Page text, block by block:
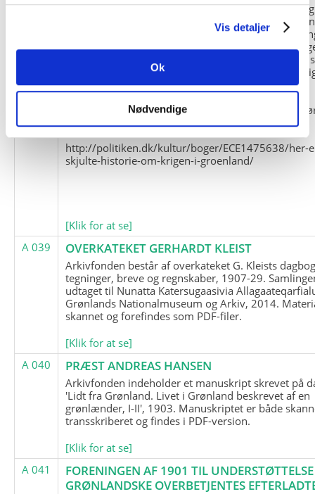
Vis detaljer
Ok
Nødvendige
og Marius Jensen som medlem. Marius Jensens
befinder sig i Militärhistorisches Museum i Dresden
(Tyskland). Kopierne af Friedrich Littmanns
klausuleret iht. aftalen med giveren og Franz
Kontakt venligst Arktisk Instituts ledelse i
brugen af materialet til studie- og
formål.
Nedenunder findes et link til en presseartikel
historien om Nordøstgrønlands Slædepatrulje:
http://politiken.dk/kultur/boger/ECE1475638/her-
skjulte-historie-om-krigen-i-groenland/
[Klik for at se]
A 039
OVERKATEKET GERHARDT KLEIST
Arkivfonden består af overkateket G. Kleists
tegninger, breve og regnskaber, 1907-29.
udtaget til Nunatta Katersugaasivia
Grønlands Nationalmuseum og Arkiv, 2014.
skannet og forefindes som PDF-filer.
[Klik for at se]
A 040
PRÆST ANDREAS HANSEN
Arkivfonden indeholder et manuskript skrevet på
'Lidt fra Grønland. Livet i Grønland beskrevet af en
grønlænder, I-II', 1903. Manuskriptet er både
transskriberet og findes i PDF-version.
[Klik for at se]
A 041
FORENINGEN AF 1901 TIL
GRØNLANDSKE OVERBETJENTES